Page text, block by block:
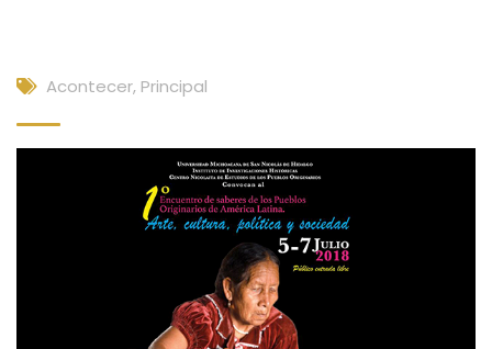
Acontecer, Principal